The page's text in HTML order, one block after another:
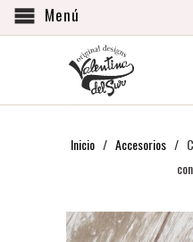
Menú
Inicio / Accesorios /